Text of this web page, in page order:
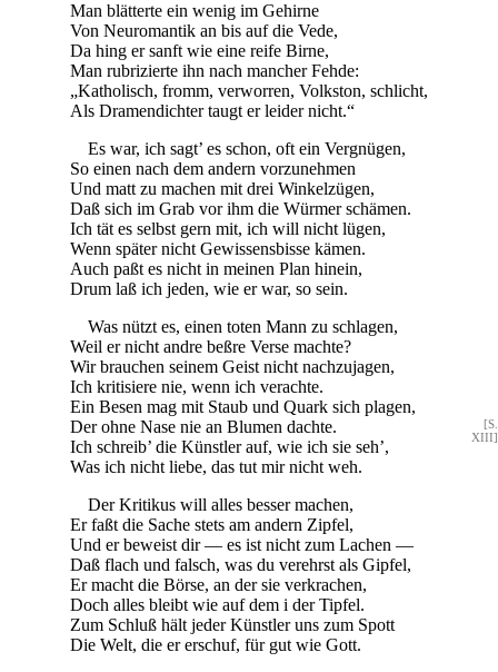
Man blätterte ein wenig im Gehirne
Von Neuromantik an bis auf die Vede,
Da hing er sanft wie eine reife Birne,
Man rubrizierte ihn nach mancher Fehde:
„Katholisch, fromm, verworren, Volkston, schlicht,
Als Dramendichter taugt er leider nicht.“
Es war, ich sagt’ es schon, oft ein Vergnügen,
So einen nach dem andern vorzunehmen
Und matt zu machen mit drei Winkelzügen,
Daß sich im Grab vor ihm die Würmer schämen.
Ich tät es selbst gern mit, ich will nicht lügen,
Wenn später nicht Gewissensbisse kämen.
Auch paßt es nicht in meinen Plan hinein,
Drum laß ich jeden, wie er war, so sein.
Was nützt es, einen toten Mann zu schlagen,
Weil er nicht andre beßre Verse machte?
Wir brauchen seinem Geist nicht nachzujagen,
Ich kritisiere nie, wenn ich verachte.
Ein Besen mag mit Staub und Quark sich plagen,
[S.
XIII]
Der ohne Nase nie an Blumen dachte.
Ich schreib’ die Künstler auf, wie ich sie seh’,
Was ich nicht liebe, das tut mir nicht weh.
Der Kritikus will alles besser machen,
Er faßt die Sache stets am andern Zipfel,
Und er beweist dir — es ist nicht zum Lachen —
Daß flach und falsch, was du verehrst als Gipfel,
Er macht die Börse, an der sie verkrachen,
Doch alles bleibt wie auf dem i der Tipfel.
Zum Schluß hält jeder Künstler uns zum Spott
Die Welt, die er erschuf, für gut wie Gott.